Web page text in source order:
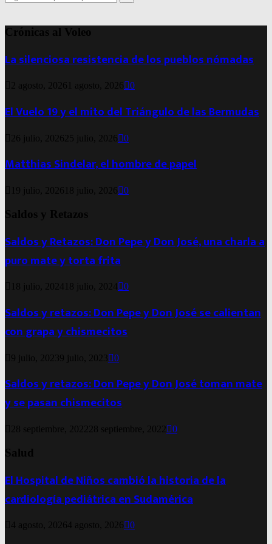
for:
Search
Crónicas al Voleo
La silenciosa resistencia de los pueblos nómadas
2 agosto, 2026 1 agosto, 2026 0
El Vuelo 19 y el mito del Triángulo de las Bermudas
26 julio, 2026 25 julio, 2026 0
Matthias Sindelar, el hombre de papel
19 julio, 2026 18 julio, 2026 0
Saldos y Retazos
Saldos y Retazos: Don Pepe y Don José, una charla a
puro mate y torta frita
18 julio, 2024 18 julio, 2024 0
Saldos y retazos: Don Pepe y Don José se calientan
con grapa y chismecitos
9 julio, 20239 julio, 2023 0
Saldos y retazos: Don Pepe y Don José toman mate
y se pasan chismecitos
28 septiembre, 2022 28 septiembre, 2022 0
Salud
El Hospital de Niños cambió la historia de la
cardiología pediátrica en Sudamérica
4 agosto, 20264 agosto, 2026 0